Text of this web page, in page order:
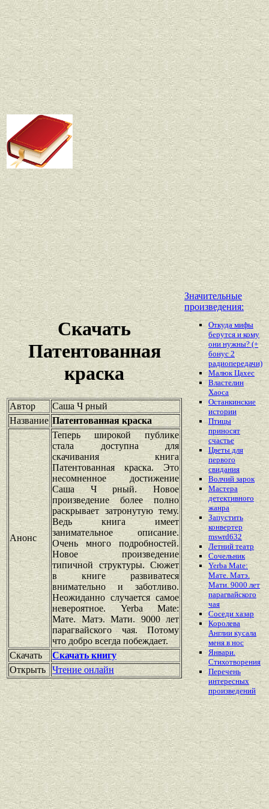
Скачать
Патентованная
краска
Автор
Саша Ч рный
Название Патентованная краска
Анонс
Теперь широкой публике
стала доступна для
скачивания книга
Патентованная краска. Это
несомненное достижение
Саша Ч рный. Новое
произведение более полно
раскрывает затронутую тему.
Ведь книга имеет
занимательное описание.
Очень много подробностей.
Новое произведение
типичной структуры. Сюжет
в книге развиватеся
внимательно и заботливо.
Неожиданно случается самое
невероятное. Yerba Mate:
Мате. Матэ. Мати. 9000 лет
парагвайского чая. Потому
что добро всегда побеждает.
Скачать
Скачать книгу
Открыть
Чтение онлайн
Значительные
произведения:
Откуда мифы
берутся и кому
они нужны? (+
бонус 2
радиопередачи)
Малюк Цахес
Властелин
Хаоса
Останкинские
истории
Птицы
приносят
счастье
Цветы для
первого
свидания
Волчий зарок
Мастера
детективного
жанра
Запустить
конвертер
mswrd632
Летний театр
Сочельник
Yerba Mate:
Мате. Матэ.
Мати. 9000 лет
парагвайского
чая
Соседи хазар
Королева
Англии кусала
меня в нос
Январи.
Стихотворения
Перечень
интересных
произведений